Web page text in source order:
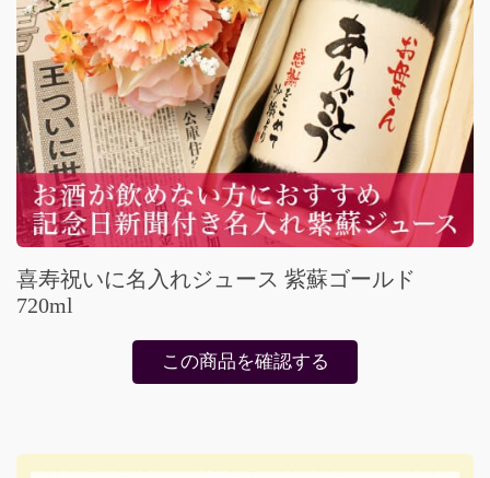
喜寿祝いに名入れジュース 紫蘇ゴールド
720ml
この商品を確認する